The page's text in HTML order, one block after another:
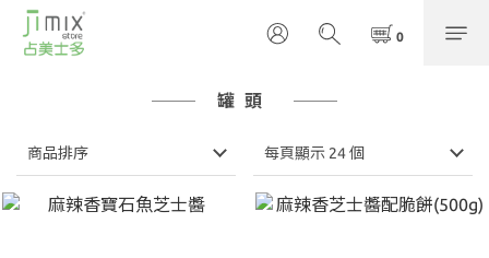
罐頭
商品排序 每頁顯示 24 個